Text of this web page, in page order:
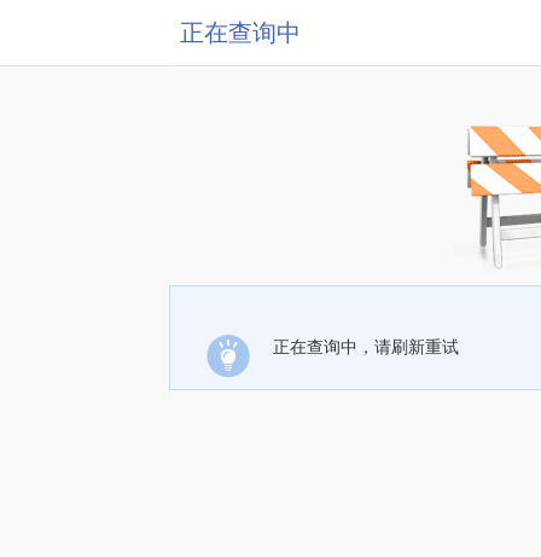
正在查询中
正在查询中，请刷新重试